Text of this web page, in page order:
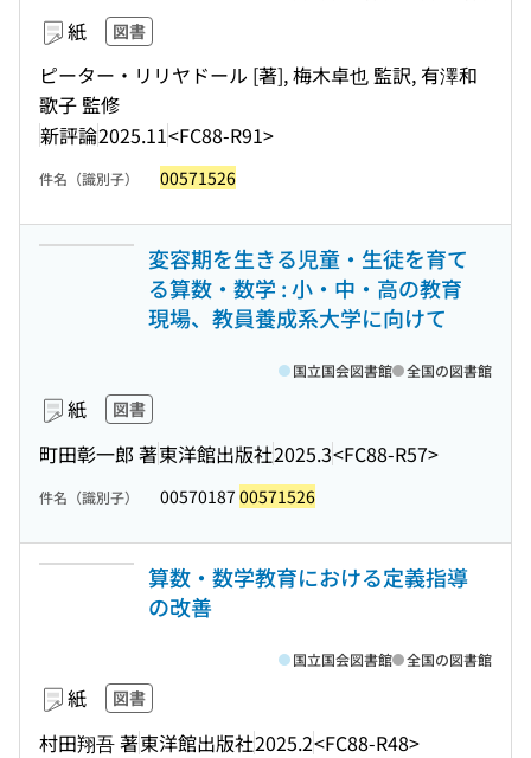
紙 図書
ピーター・リリヤドール [著], 梅木卓也 監訳, 有澤和
歌子 監修
新評論2025.11<FC88-R91>
件名（識別子） 00571526
変容期を生きる児童・生徒を育て
る算数・数学 : 小・中・高の教育
現場、教員養成系大学に向けて
紙 図書
町田彰一郎 著東洋館出版社2025.3<FC88-R57>
国立国会図書館 全国の図書館
件名（識別子） 00570187 00571526
算数・数学教育における定義指導
の改善
紙 図書
村田翔吾 著東洋館出版社2025.2<FC88-R48>
国立国会図書館 全国の図書館